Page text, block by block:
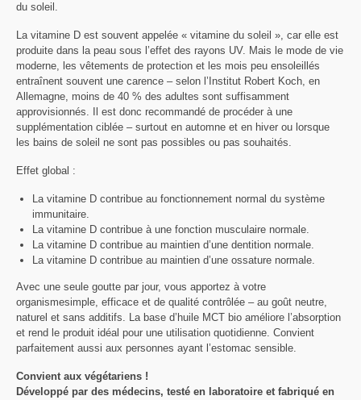
du soleil.
La vitamine D est souvent appelée « vitamine du soleil », car elle est
produite dans la peau sous l’effet des rayons UV. Mais le mode de vie
moderne, les vêtements de protection et les mois peu ensoleillés
entraînent souvent une carence – selon l’Institut Robert Koch, en
Allemagne, moins de 40 % des adultes sont suffisamment
approvisionnés. Il est donc recommandé de procéder à une
supplémentation ciblée – surtout en automne et en hiver ou lorsque
les bains de soleil ne sont pas possibles ou pas souhaités.
Effet global :
La vitamine D contribue au fonctionnement normal du système
immunitaire.
La vitamine D contribue à une fonction musculaire normale.
La vitamine D contribue au maintien d’une dentition normale.
La vitamine D contribue au maintien d’une ossature normale.
Avec une seule goutte par jour, vous apportez à votre
organismesimple, efficace et de qualité contrôlée – au goût neutre,
naturel et sans additifs. La base d’huile MCT bio améliore l’absorption
et rend le produit idéal pour une utilisation quotidienne. Convient
parfaitement aussi aux personnes ayant l’estomac sensible.
Convient aux végétariens !
Développé par des médecins, testé en laboratoire et fabriqué en